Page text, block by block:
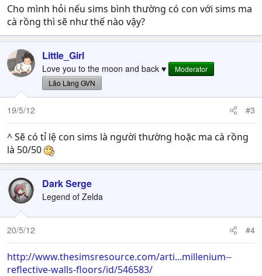
Cho mình hỏi nếu sims bình thường có con với sims ma
cà rồng thì sẽ như thế nào vậy?
Little_Girl
Love you to the moon and back ♥
Moderator
Lão Làng GVN
19/5/12 #3
^ Sẽ có tỉ lệ con sims là người thường hoặc ma cà rồng
là 50/50
Dark Serge
Legend of Zelda
20/5/12 #4
http://www.thesimsresource.com/arti...millenium--
reflective-walls-floors/id/546583/